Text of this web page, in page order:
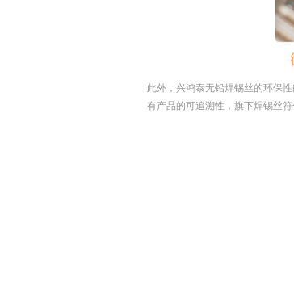
此外，兴鸿泰无铅焊锡丝的环保
有产品的可追溯性，旗下焊锡丝